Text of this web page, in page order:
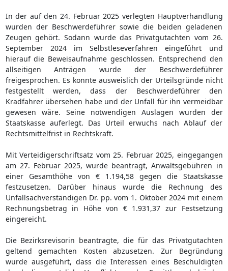
In der auf den 24. Februar 2025 verlegten Hauptverhandlung
wurden der Beschwerdeführer sowie die beiden geladenen
Zeugen gehört. Sodann wurde das Privatgutachten vom 26.
September 2024 im Selbstleseverfahren eingeführt und
hierauf die Beweisaufnahme geschlossen. Entsprechend den
allseitigen Anträgen wurde der Beschwerdeführer
freigesprochen. Es konnte ausweislich der Urteilsgründe nicht
festgestellt werden, dass der Beschwerdeführer den
Kradfahrer übersehen habe und der Unfall für ihn vermeidbar
gewesen wäre. Seine notwendigen Auslagen wurden der
Staatskasse auferlegt. Das Urteil erwuchs nach Ablauf der
Rechtsmittelfrist in Rechtskraft.
Mit Verteidigerschriftsatz vom 25. Februar 2025, eingegangen
am 27. Februar 2025, wurde beantragt, Anwaltsgebühren in
einer Gesamthöhe von € 1.194,58 gegen die Staatskasse
festzusetzen. Darüber hinaus wurde die Rechnung des
Unfallsachverständigen Dr. pp. vom 1. Oktober 2024 mit einem
Rechnungsbetrag in Höhe von € 1.931,37 zur Festsetzung
eingereicht.
Die Bezirksrevisorin beantragte, die für das Privatgutachten
geltend gemachten Kosten abzusetzen. Zur Begründung
wurde ausgeführt, dass die Interessen eines Beschuldigten